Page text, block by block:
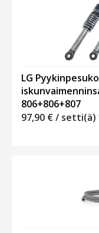
LG
806+806+807
97,90 €/ setti(ä)